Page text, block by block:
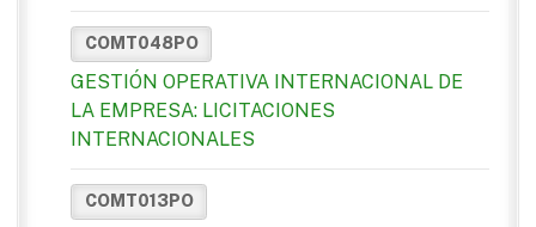
COMT048PO
GESTIÓN OPERATIVA INTERNACIONAL DE
LA EMPRESA: LICITACIONES
INTERNACIONALES
COMT013PO